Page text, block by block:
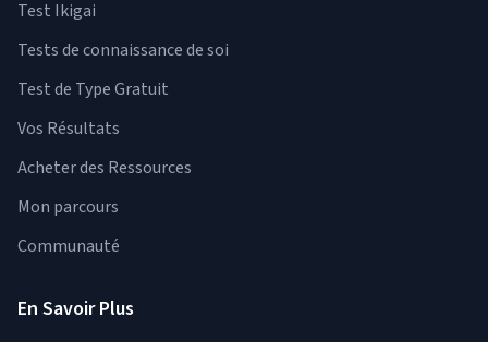
Test Ikigai
Tests de connaissance de soi
Test de Type Gratuit
Vos Résultats
Acheter des Ressources
Mon parcours
Communauté
En Savoir Plus